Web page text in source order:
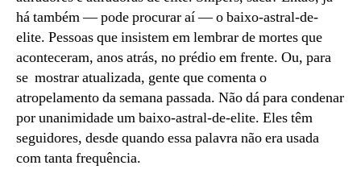
há também — pode procurar aí — o baixo-astral-de-
elite. Pessoas que insistem em lembrar de mortes que
aconteceram, anos atrás, no prédio em frente. Ou, para
se mostrar atualizada, gente que comenta o
atropelamento da semana passada. Não dá para condenar
por unanimidade um baixo-astral-de-elite. Eles têm
seguidores, desde quando essa palavra não era usada
com tanta frequência.